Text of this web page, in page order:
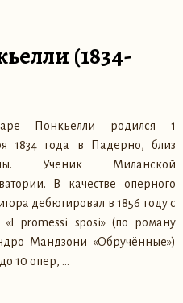
(1834-
Понкьелли родился 1
1834 года в Падерно, близ
Ученик Миланской
В качестве оперного
дебютировал в 1856 году с
«I promessi sposi» (по роману
Мандзони «Обручённые»)
10 опер, …